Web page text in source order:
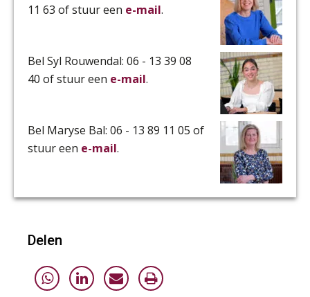
11 63 of stuur een e-mail.
Bel Syl Rouwendal: 06 - 13 39 08
40 of stuur een e-mail.
Bel Maryse Bal: 06 - 13 89 11 05 of
stuur een e-mail.
Delen